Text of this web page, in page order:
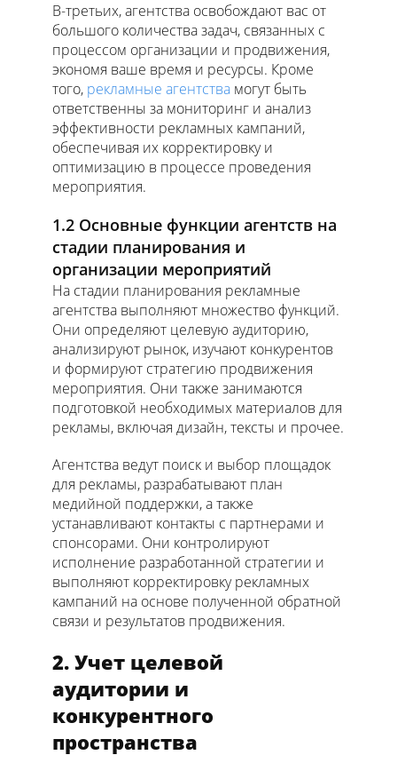
В-третьих, агентства освобождают вас от
большого количества задач, связанных с
процессом организации и продвижения,
экономя ваше время и ресурсы. Кроме
того, рекламные агентства могут быть
ответственны за мониторинг и анализ
эффективности рекламных кампаний,
обеспечивая их корректировку и
оптимизацию в процессе проведения
мероприятия.
1.2 Основные функции агентств на
стадии планирования и
организации мероприятий
На стадии планирования рекламные
агентства выполняют множество функций.
Они определяют целевую аудиторию,
анализируют рынок, изучают конкурентов
и формируют стратегию продвижения
мероприятия. Они также занимаются
подготовкой необходимых материалов для
рекламы, включая дизайн, тексты и прочее.
Агентства ведут поиск и выбор площадок
для рекламы, разрабатывают план
медийной поддержки, а также
устанавливают контакты с партнерами и
спонсорами. Они контролируют
исполнение разработанной стратегии и
выполняют корректировку рекламных
кампаний на основе полученной обратной
связи и результатов продвижения.
2. Учет целевой
аудитории и
конкурентного
пространства